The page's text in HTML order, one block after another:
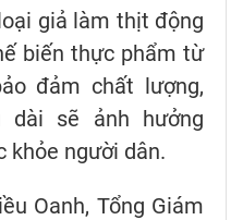
giả làm thịt động
biến thực phẩm từ
đảm chất lượng,
sẽ ảnh hưởng
khỏe người dân.
Oanh, Tổng Giám